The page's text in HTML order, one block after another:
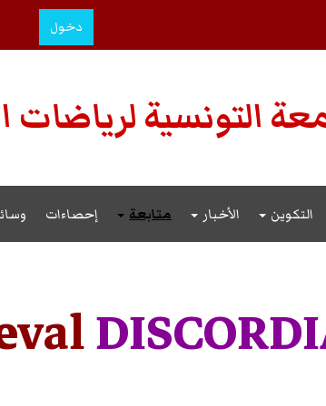
دخول
التونسية لرياضات
التكوين الأخبار متابعة إحصاءات